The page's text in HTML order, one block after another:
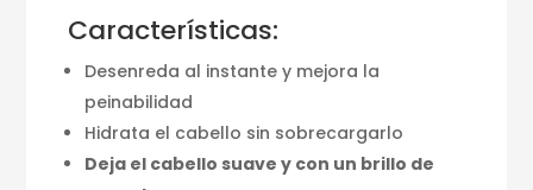
Características:
Desenreda al instante y mejora la
peinabilidad
Hidrata el cabello sin sobrecargarlo
Deja el cabello suave y con un brillo de